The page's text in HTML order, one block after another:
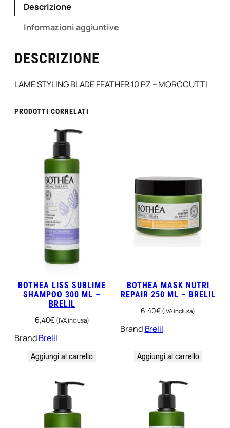
l
e
F
a
h
n
t
Descrizione
Informazioni aggiuntive
DESCRIZIONE
LAME STYLING BLADE FEATHER 10 PZ – MOROCUTTI
PRODOTTI CORRELATI
BOTHEA LISS SUBLIME
SHAMPOO 300 ML –
BRELIL
6,40€ (IVA inclusa)
BrandBrelil
Aggiungi al carrello
BOTHEA MASK NUTRI
REPAIR 250 ML – BRELIL
6,40€ (IVA inclusa)
Brand Brelil
Aggiungi al carrello